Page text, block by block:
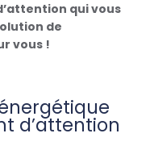
qui vous
de
vous !
d’attention